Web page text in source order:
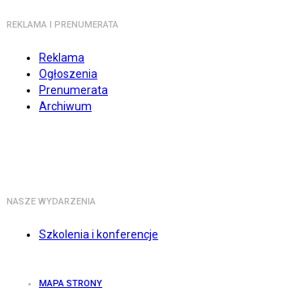
REKLAMA I PRENUMERATA
Reklama
Ogłoszenia
Prenumerata
Archiwum
NASZE WYDARZENIA
Szkolenia i konferencje
MAPA STRONY